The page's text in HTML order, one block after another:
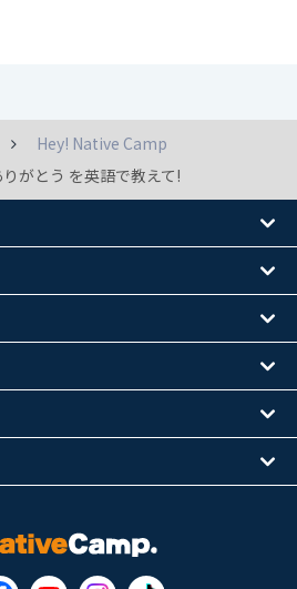
Hey! Native Camp
がとう を英語で教えて!